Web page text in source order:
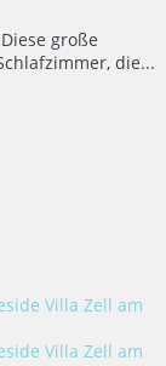
große
die...